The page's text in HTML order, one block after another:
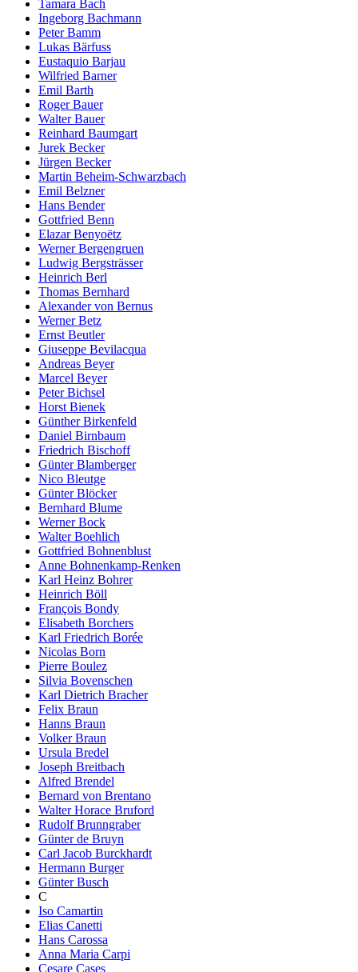
Tamara Bach
Ingeborg Bachmann
Peter Bamm
Lukas Bärfuss
Eustaquio Barjau
Wilfried Barner
Emil Barth
Roger Bauer
Walter Bauer
Reinhard Baumgart
Jurek Becker
Jürgen Becker
Martin Beheim-Schwarzbach
Emil Belzner
Hans Bender
Gottfried Benn
Elazar Benyoëtz
Werner Bergengruen
Ludwig Bergsträsser
Heinrich Berl
Thomas Bernhard
Alexander von Bernus
Werner Betz
Ernst Beutler
Giuseppe Bevilacqua
Andreas Beyer
Marcel Beyer
Peter Bichsel
Horst Bienek
Günther Birkenfeld
Daniel Birnbaum
Friedrich Bischoff
Günter Blamberger
Nico Bleutge
Günter Blöcker
Bernhard Blume
Werner Bock
Walter Boehlich
Gottfried Bohnenblust
Anne Bohnenkamp-Renken
Karl Heinz Bohrer
Heinrich Böll
François Bondy
Elisabeth Borchers
Karl Friedrich Borée
Nicolas Born
Pierre Boulez
Silvia Bovenschen
Karl Dietrich Bracher
Felix Braun
Hanns Braun
Volker Braun
Ursula Bredel
Joseph Breitbach
Alfred Brendel
Bernard von Brentano
Walter Horace Bruford
Rudolf Brunngraber
Günter de Bruyn
Carl Jacob Burckhardt
Hermann Burger
Günter Busch
C
Iso Camartin
Elias Canetti
Hans Carossa
Anna Maria Carpi
Cesare Cases